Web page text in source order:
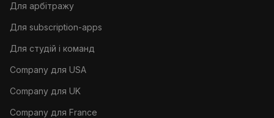
Для арбітражу
Для subscription-apps
Для студій і команд
Company для USA
Company для UK
Company для France